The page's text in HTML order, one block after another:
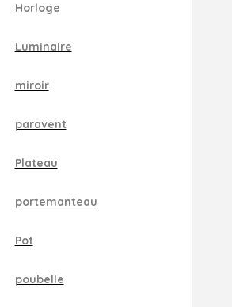
Horloge
Luminaire
miroir
paravent
Plateau
portemanteau
Pot
poubelle